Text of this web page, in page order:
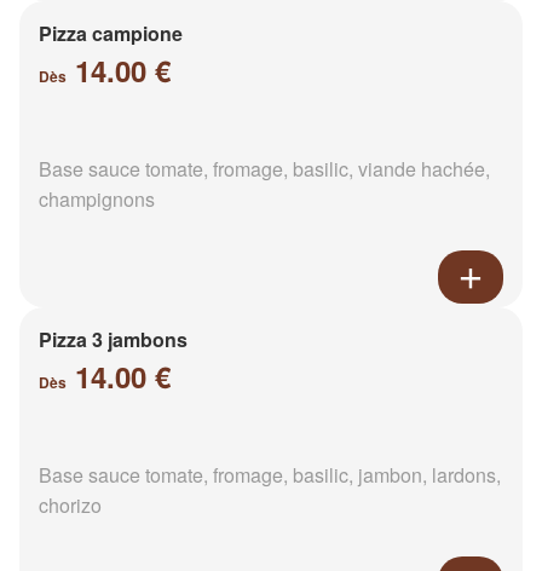
Pizza campione
Dès 14.00 €
Base sauce tomate, fromage, basilic, viande hachée,
champignons
Pizza 3 jambons
Dès 14.00 €
Base sauce tomate, fromage, basilic, jambon, lardons,
chorizo